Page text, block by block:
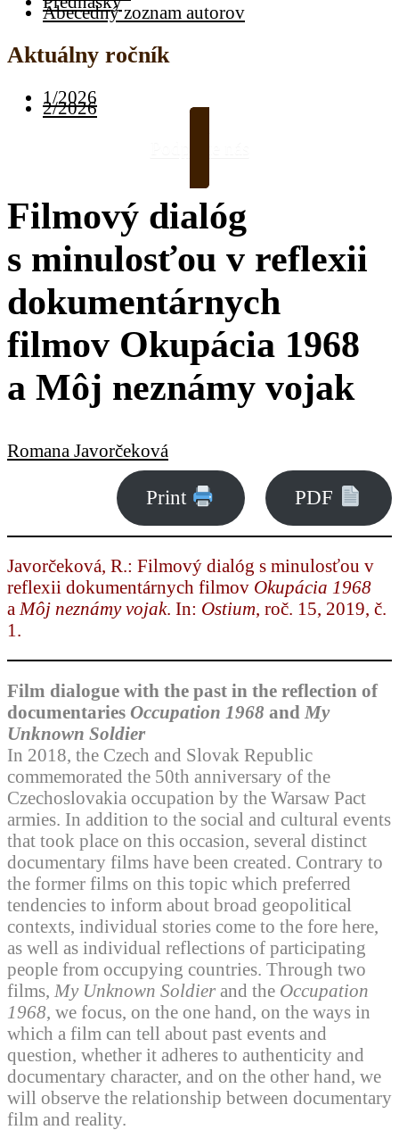
Abecedný zoznam autorov
Aktuálny ročník
1/2026
2/2026
Filmový dialóg
s minulosťou v reflexii
dokumentárnych
filmov Okupácia 1968
a Môj neznámy vojak
Romana Javorčeková
Print PDF
Javorčeková, R.: Filmový dialóg s minulosťou v
reflexii dokumentárnych filmov Okupácia 1968
a Môj neznámy vojak. In: Ostium, roč. 15, 2019, č.
1.
Film dialogue with the past in the reflection of
documentaries Occupation 1968 and My
Unknown Soldier
In 2018, the Czech and Slovak Republic
commemorated the 50th anniversary of the
Czechoslovakia occupation by the Warsaw Pact
armies. In addition to the social and cultural events
that took place on this occasion, several distinct
documentary films have been created. Contrary to
the former films on this topic which preferred
tendencies to inform about broad geopolitical
contexts, individual stories come to the fore here,
as well as individual reflections of participating
people from occupying countries. Through two
films, My Unknown Soldier and the Occupation
1968, we focus, on the one hand, on the ways in
which a film can tell about past events and
question, whether it adheres to authenticity and
documentary character, and on the other hand, we
will observe the relationship between documentary
film and reality.